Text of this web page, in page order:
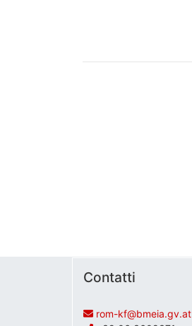
Contatti
rom-kf@bmeia.gv.at